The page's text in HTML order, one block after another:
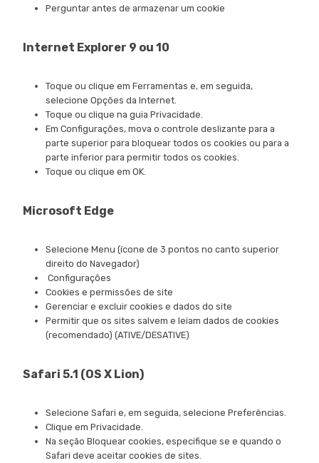
Perguntar antes de armazenar um cookie
Internet Explorer 9 ou 10
Toque ou clique em Ferramentas e, em seguida,
selecione Opções da Internet.
Toque ou clique na guia Privacidade.
Em Configurações, mova o controle deslizante para a
parte superior para bloquear todos os cookies ou para a
parte inferior para permitir todos os cookies.
Toque ou clique em OK.
Microsoft Edge
Selecione Menu (ícone de 3 pontos no canto superior
direito do Navegador)
Configurações
Cookies e permissões de site
Gerenciar e excluir cookies e dados do site
Permitir que os sites salvem e leiam dados de cookies
(recomendado) (ATIVE/DESATIVE)
Safari 5.1 (OS X Lion)
Selecione Safari e, em seguida, selecione Preferências.
Clique em Privacidade.
Na seção Bloquear cookies, especifique se e quando o
Safari deve aceitar cookies de sites.